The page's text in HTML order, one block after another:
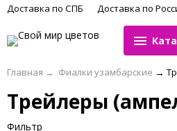
Доставка по СПБ Доставка по
Главная → Фиалки узамбарские →
Трейлеры
Фильтр